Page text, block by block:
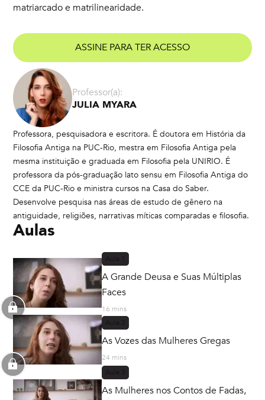
matriarcado e matrilinearidade.
ASSINE PARA TER ACESSO
Professor(a):
JULIA MYARA
Professora, pesquisadora e escritora. É doutora em História da
Filosofia Antiga na PUC-Rio, mestra em Filosofia Antiga pela
mesma instituição e graduada em Filosofia pela UNIRIO. É
professora da pós-graduação lato sensu em Filosofia Antiga do
CCE da PUC-Rio e ministra cursos na Casa do Saber.
Desenvolve pesquisa nas áreas de estudo de gênero na
antiguidade, religiões, narrativas míticas comparadas e filosofia.
Aulas
A Grande Deusa e Suas Múltiplas
Faces
16 mins
As Vozes das Mulheres Gregas
24 mins
As Mulheres nos Contos de Fadas,